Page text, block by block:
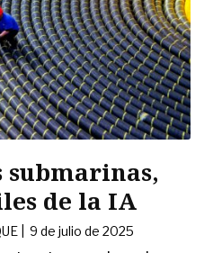
submarinas,
de la IA
|9 de julio de 2025